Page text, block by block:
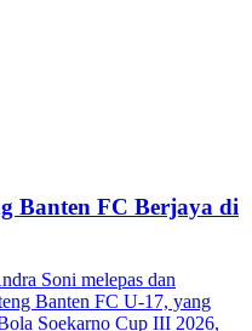
Banten FC Berjaya di
Soni melepas dan
Banten FC U-17, yang
Soekarno Cup III 2026,